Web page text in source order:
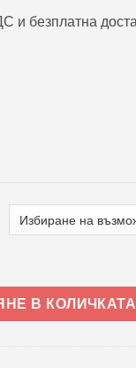
и безплатна
by 3030
В КОЛИЧКАТА